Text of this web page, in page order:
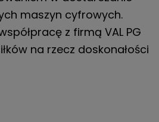
maszyn cyfrowych.
z firmą VAL PG
na rzecz doskonałości